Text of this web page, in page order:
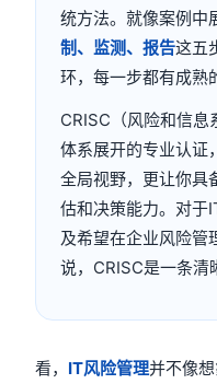
统方法。就像案例中
制、监测、报告这五
环，每一步都有成熟
CRISC（风险和信
体系展开的专业认证
全局视野，更让你具
估和决策能力。对于
及希望在企业风险管
说，CRISC是一条清
看， IT风险管理并不像